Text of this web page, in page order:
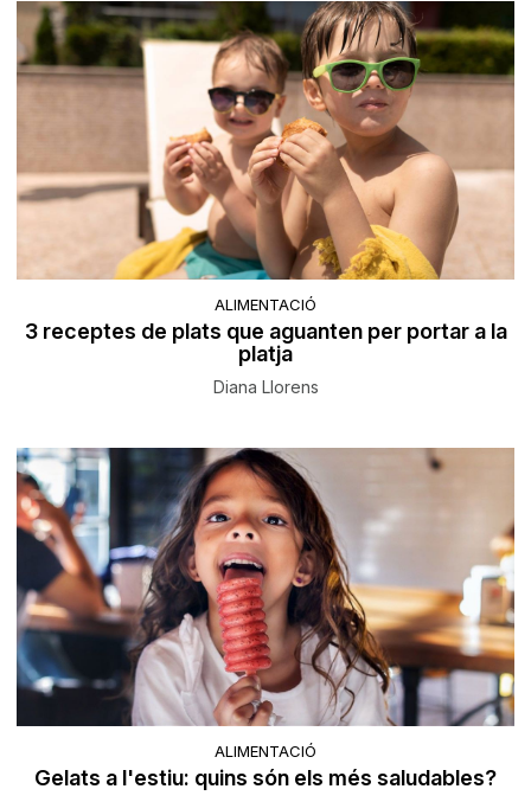
ALIMENTACIÓ
3 receptes de plats que aguanten per portar a la
platja
Diana Llorens
ALIMENTACIÓ
Gelats a l'estiu: quins són els més saludables?